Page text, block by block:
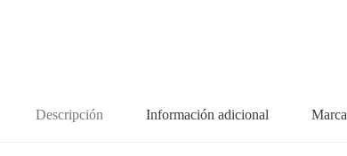
Descripción Información adicional Marca